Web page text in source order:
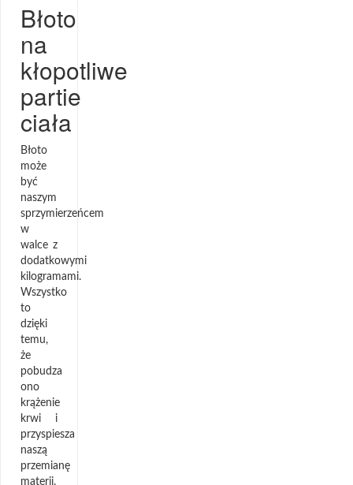
Błoto
na
kłopotliwe
partie
ciała
Błoto
może
być
naszym
sprzymierzeńcem
w
walce z
dodatkowymi
kilogramami.
Wszystko
to
dzięki
temu,
że
pobudza
ono
krążenie
krwi i
przyspiesza
naszą
przemianę
materii.